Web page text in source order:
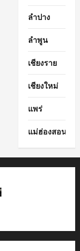
ลำปาง
ลำพูน
เชียงราย
เชียงใหม่
แพร่
แม่ฮ่องสอน